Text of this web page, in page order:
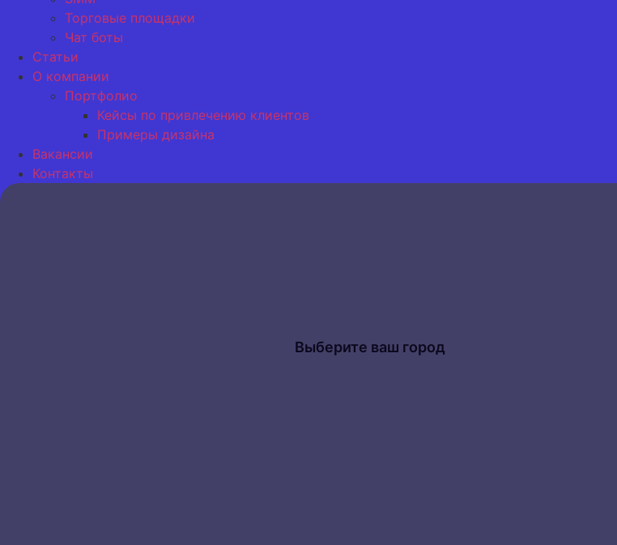
Торговые площадки
Чат боты
Статьи
О компании
Портфолио
Кейсы по привлечению клиентов
Примеры дизайна
Вакансии
Контакты
Выберите ваш город